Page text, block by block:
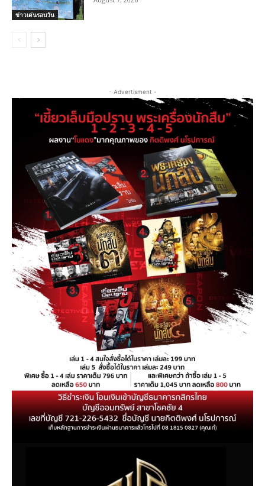
ข่าวเด่นรอบวัน
- Advertisment -